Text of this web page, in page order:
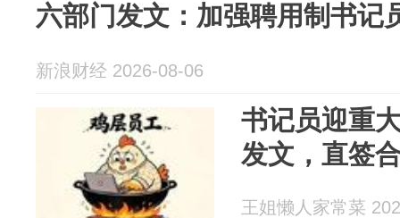
六部门发文：加强聘用制书记
新浪财经 2026-08-06
书记员迎重
发文，直签
王姐懒人家常菜